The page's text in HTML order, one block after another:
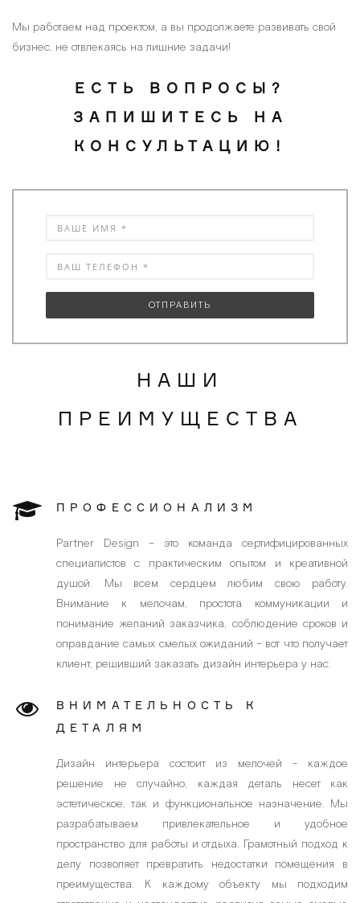
Мы работаем над проектом, а вы продолжаете развивать свой
бизнес, не отвлекаясь на лишние задачи!
ЕСТЬ ВОПРОСЫ?
ЗАПИШИТЕСЬ НА
КОНСУЛЬТАЦИЮ!
НАШИ
ПРЕИМУЩЕСТВА
ПРОФЕССИОНАЛИЗМ
Partner Design – это команда сертифицированных
специалистов с практическим опытом и креативной
душой. Мы всем сердцем любим свою работу.
Внимание к мелочам, простота коммуникации и
понимание желаний заказчика, соблюдение сроков и
оправдание самых смелых ожиданий – вот что получает
клиент, решивший заказать дизайн интерьера у нас.
ВНИМАТЕЛЬНОСТЬ К
ДЕТАЛЯМ
Дизайн интерьера состоит из мелочей - каждое
решение не случайно, каждая деталь несет как
эстетическое, так и функциональное назначение. Мы
разрабатываем привлекательное и удобное
пространство для работы и отдыха. Грамотный подход к
делу позволяет превратить недостатки помещения в
преимущества. К каждому объекту мы подходим